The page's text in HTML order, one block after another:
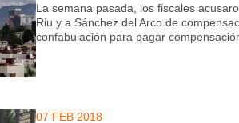
La semana pasada, los fiscales
Riu y a Sánchez del Arco de
confabulación para pagar
07 FEB 2018